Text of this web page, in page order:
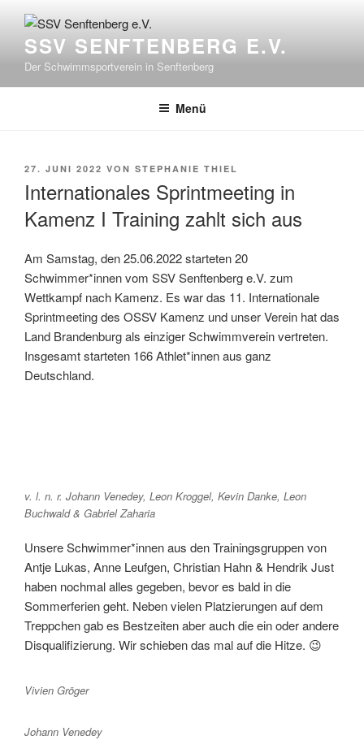
Inhalt
springenSSV SENFTENBERG E.V.
Der Schwimmsportverein in Senftenberg
Menü
VERÖFFENTLICHT
27. JUNI 2022 VON STEPHANIE THIEL
Internationales Sprintmeeting in
Kamenz I Training zahlt sich aus
Am Samstag, den 25.06.2022 starteten 20
Schwimmer*innen vom SSV Senftenberg e.V. zum
Wettkampf nach Kamenz. Es war das 11. Internationale
Sprintmeeting des OSSV Kamenz und unser Verein hat das
Land Brandenburg als einziger Schwimmverein vertreten.
Insgesamt starteten 166 Athlet*innen aus ganz
Deutschland.
v. l. n. r. Johann Venedey, Leon Kroggel, Kevin Danke, Leon
Buchwald & Gabriel Zaharia
Unsere Schwimmer*innen aus den Trainingsgruppen von
Antje Lukas, Anne Leufgen, Christian Hahn & Hendrik Just
haben nochmal alles gegeben, bevor es bald in die
Sommerferien geht. Neben vielen Platzierungen auf dem
Treppchen gab es Bestzeiten aber auch die ein oder andere
Disqualifizierung. Wir schieben das mal auf die Hitze. 😉
Vivien Gröger
Johann Venedey